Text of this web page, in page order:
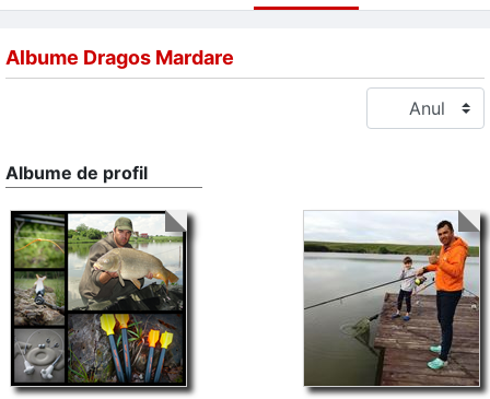
Albume Dragos Mardare
Albume de profil